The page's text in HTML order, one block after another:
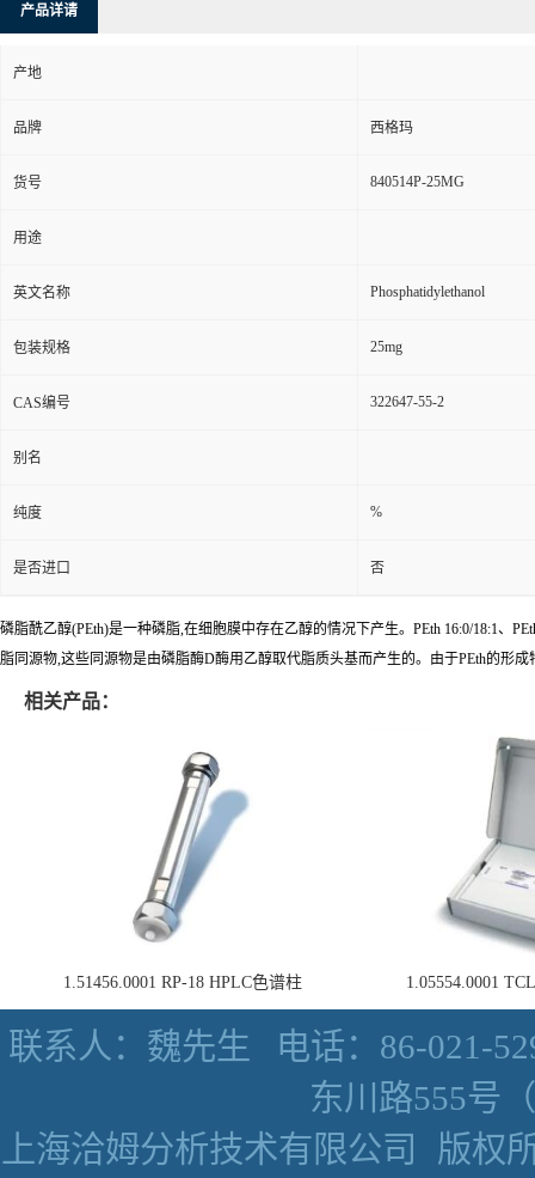
产品详请
产地
品牌 西格玛
货号 840514P-25MG
用途
英文名称 Phosphatidylethanol
包装规格 25mg
CAS编号 322647-55-2
别名
纯度 %
是否进口 否
磷脂酰乙醇(PEth)是一种磷脂,在细胞膜中存在乙醇的情况下产生。PEth 16:0/18:1、
脂同源物,这些同源物是由磷脂酶D酶用乙醇取代脂质头基而产生的。由于PEth的形
相关产品：
1.51456.0001 RP-18 HPLC色谱柱 1.05554.0001
联系人：魏先生
电话：86-021-
东川路555号
上海洽姆分析技术有限公司
版权